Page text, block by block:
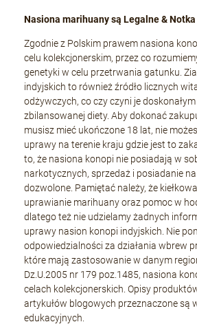
Nasiona marihuany są Legalne &
Zgodnie z Polskim prawem nasiona
celu kolekcjonerskim, przez co
genetyki w celu przetrwania gatunku.
indyjskich to również źródło licznych
odżywczych, co czy czyni je
zbilansowanej diety. Aby dokonać
musisz mieć ukończone 18 lat, nie
uprawy na terenie kraju gdzie jest to
to, że nasiona konopi nie posiadają w
narkotycznych, sprzedaż i posiadanie
dozwolone. Pamiętać należy, że
uprawianie marihuany oraz pomoc w
dlatego też nie udzielamy żadnych
uprawy nasion konopi indyjskich. Nie
odpowiedzialności za działania wbrew
które mają zastosowanie w danym
Dz.U.2005 nr 179 poz.1485, nasiona
celach kolekcjonerskich. Opisy
artykułów blogowych przeznaczone są
edukacyjnych.